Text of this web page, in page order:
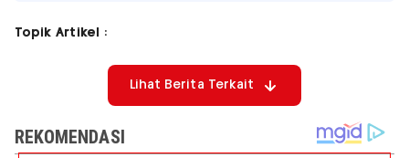
Topik Artikel :
Lihat Berita Terkait